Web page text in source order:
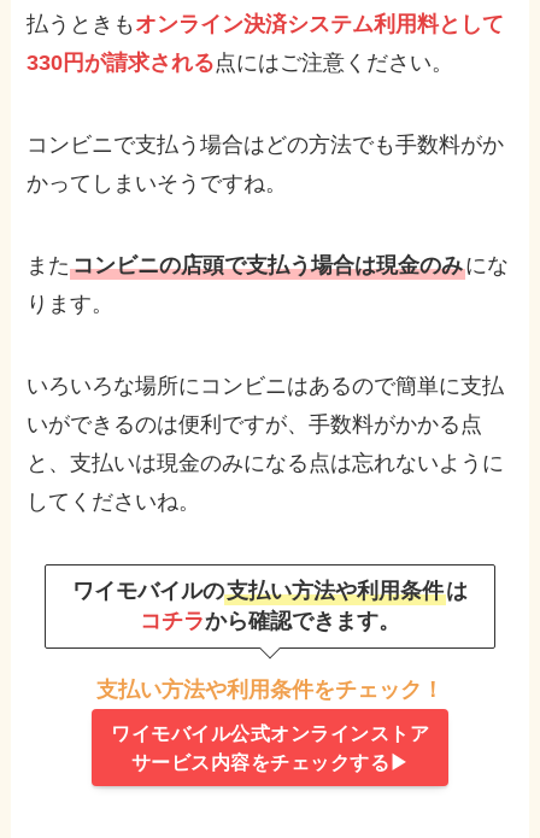
払うときも オンライン決済システム利用料として
330円が請求される点にはご注意ください。
コンビニで支払う場合はどの方法でも手数料がか
かってしまいそうですね。
またコンビニの店頭で支払う場合は現金のみにな
ります。
いろいろな場所にコンビニはあるので簡単に支払
いができるのは便利ですが、手数料がかかる点
と、支払いは現金のみになる点は忘れないように
してくださいね。
ワイモバイルの支払い方法や利用条件は
コチラから確認できます。
支払い方法や利用条件をチェック！
ワイモバイル公式オンラインストア
サービス内容をチェックする▶